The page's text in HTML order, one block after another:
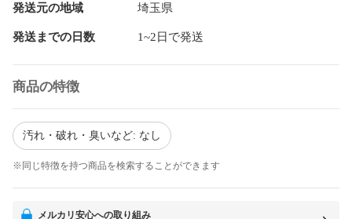
発送元の地域 埼玉県
発送までの日数 1~2日で発送
商品の特徴
汚れ・破れ・臭いなど: なし
※同じ特徴を持つ商品を検索することができます
メルカリ安心への取り組み